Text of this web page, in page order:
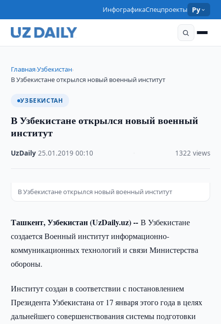
ИнфографикаСпецпроекты Ру
Главная›Узбекистан›
В Узбекистане открылся новый военный институт
УЗБЕКИСТАН
В Узбекистане открылся новый военный
институт
UzDaily ·25.01.2019 ·00:10 1322 views
В Узбекистане открылся новый военный институт
Ташкент, Узбекистан (UzDaily.uz) --В Узбекистане
создается Военный институт информационно-
коммуникационных технологий и связи Министерства
обороны.
Институт создан в соответствии с постановлением
Президента Узбекистана от 17 января этого года в целях
дальнейшего совершенствования системы подготовки